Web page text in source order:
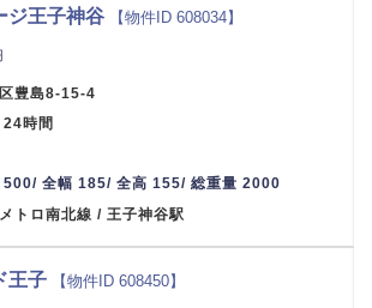
ジ王子神谷 【物件ID 608034】
豊島8-15-4
24時間
500/ 全幅 185/ 全高 155/ 総重量 2000
トロ南北線 / 王子神谷駅
王子 【物件ID 608450】